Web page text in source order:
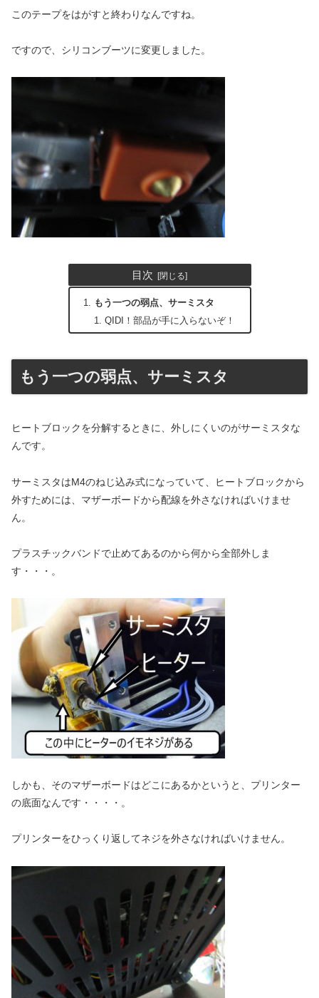
このテープをはがすと終わりなんですね。
ですので、シリコンブーツに変更しました。
目次
もう一つの弱点、サーミスタ
QIDI！部品が手に入らないぞ！
もう一つの弱点、サーミスタ
ヒートブロックを分解するときに、外しにくいのがサーミスタな
んです。
サーミスタはM4のねじ込み式になっていて、ヒートブロックから
外すためには、マザーボードから配線を外さなければいけませ
ん。
プラスチックバンドで止めてあるのから何から全部外しま
す・・・。
しかも、そのマザーボードはどこにあるかというと、プリンター
の底面なんです・・・・。
プリンターをひっくり返してネジを外さなければいけません。